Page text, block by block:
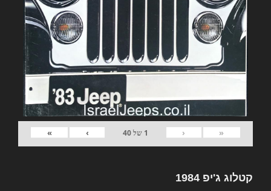
«
‹
1 של40
›
»
קטלוג ג'יפ 1984